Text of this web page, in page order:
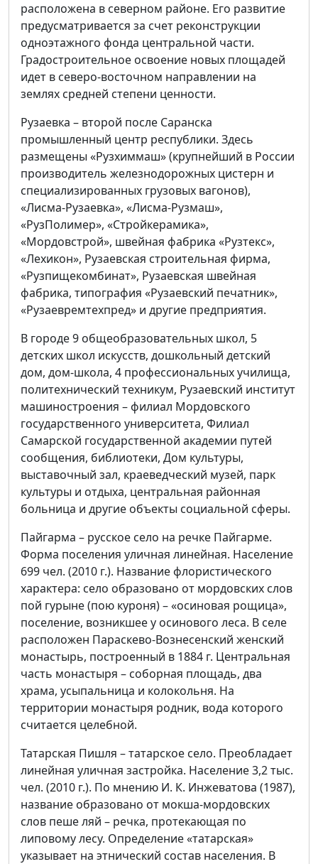
расположена в северном районе. Его развитие
предусматривается за счет реконструкции
одноэтажного фонда центральной части.
Градостроительное освоение новых площадей
идет в северо-восточном направлении на
землях средней степени ценности.
Рузаевка – второй после Саранска
промышленный центр республики. Здесь
размещены «Рузхиммаш» (крупнейший в России
производитель железнодорожных цистерн и
специализированных грузовых вагонов),
«Лисма-Рузаевка», «Лисма-Рузмаш»,
«РузПолимер», «Стройкерамика»,
«Мордовстрой», швейная фабрика «Рузтекс»,
«Лехикон», Рузаевская строительная фирма,
«Рузпищекомбинат», Рузаевская швейная
фабрика, типография «Рузаевский печатник»,
«Рузаевремтехпред» и другие предприятия.
В городе 9 общеобразовательных школ, 5
детских школ искусств, дошкольный детский
дом, дом-школа, 4 профессиональных училища,
политехнический техникум, Рузаевский институт
машиностроения – филиал Мордовского
государственного университета, Филиал
Самарской государственной академии путей
сообщения, библиотеки, Дом культуры,
выставочный зал, краеведческий музей, парк
культуры и отдыха, центральная районная
больница и другие объекты социальной сферы.
Пайгарма – русское село на речке Пайгарме.
Форма поселения уличная линейная. Население
699 чел. (2010 г.). Название флористического
характера: село образовано от мордовских слов
пой гурыне (пою куроня) – «осиновая рощица»,
поселение, возникшее у осинового леса. В селе
расположен Параскево-Вознесенский женский
монастырь, построенный в 1884 г. Центральная
часть монастыря – соборная площадь, два
храма, усыпальница и колокольня. На
территории монастыря родник, вода которого
считается целебной.
Татарская Пишля – татарское село. Преобладает
линейная уличная застройка. Население 3,2 тыс.
чел. (2010 г.). По мнению И. К. Инжеватова (1987),
название образовано от мокша-мордовских
слов пеше ляй – речка, протекающая по
липовому лесу. Определение «татарская»
указывает на этнический состав населения. В